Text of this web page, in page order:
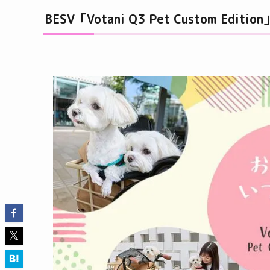
BESV「Votani Q3 Pet Custom Edition